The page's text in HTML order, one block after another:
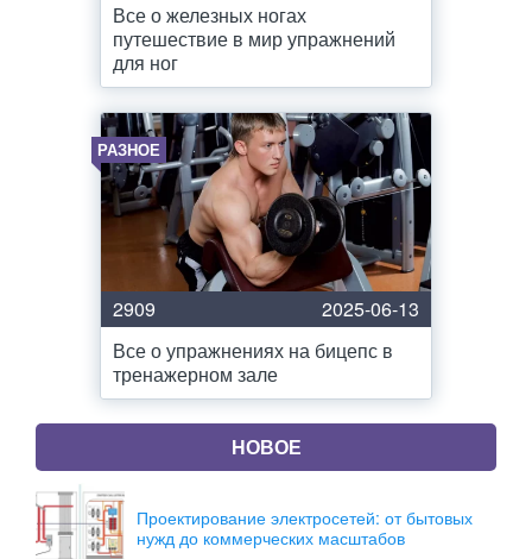
Все о железных ногах
путешествие в мир упражнений
для ног
РАЗНОЕ
2909
2025-06-13
Все о упражнениях на бицепс в
тренажерном зале
НОВОЕ
Проектирование электросетей: от бытовых
нужд до коммерческих масштабов